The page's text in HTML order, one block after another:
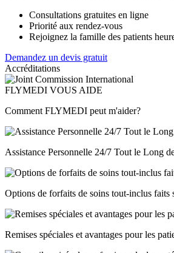
Consultations gratuites en ligne
Priorité aux rendez-vous
Rejoignez la famille des patients
Demandez un devis gratuit
Accréditations
FLYMEDI VOUS AIDE
Comment FLYMEDI peut m'aider?
Assistance Personnelle 24/7 Tout le Long
Options de forfaits de soins tout-inclus faits
Remises spéciales et avantages pour les